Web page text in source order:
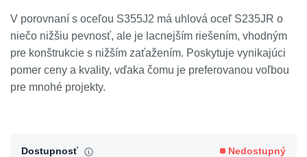
V porovnaní s oceľou S355J2 má uhlová oceľ S235JR o
niečo nižšiu pevnosť, ale je lacnejším riešením, vhodným
pre konštrukcie s nižším zaťažením. Poskytuje vynikajúci
pomer ceny a kvality, vďaka čomu je preferovanou voľbou
pre mnohé projekty.
Dostupnosť Nedostupný